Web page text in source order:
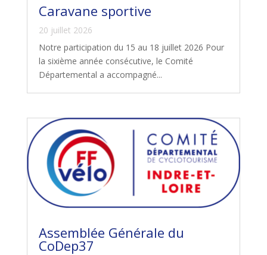
Caravane sportive
20 juillet 2026
Notre participation du 15 au 18 juillet 2026 Pour
la sixième année consécutive, le Comité
Départemental a accompagné...
Assemblée Générale du
CoDep37